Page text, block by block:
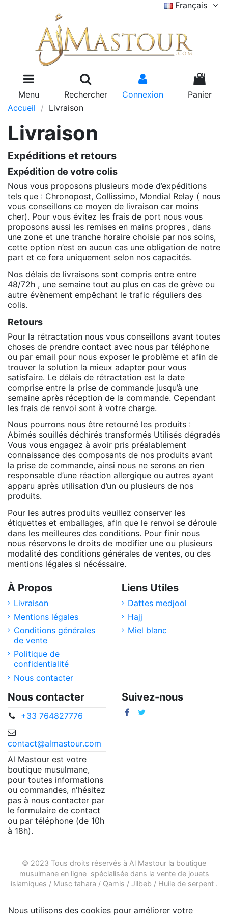
Français
Menu Rechercher Connexion
0
Panier
Accueil
Livraison
Livraison
Expéditions et retours
Expédition de votre colis
Nous vous proposons plusieurs mode d’expéditions
tels que : Chronopost, Collissimo, Mondial Relay ( nous
vous conseillons ce moyen de livraison car moins
cher). Pour vous évitez les frais de port nous vous
proposons aussi les remises en mains propres , dans
une zone et une tranche horaire choisie par nos soins,
cette option n’est en aucun cas une obligation de notre
part et ce fera uniquement selon nos capacités.
Nos délais de livraisons sont compris entre entre
48/72h , une semaine tout au plus en cas de grève ou
autre évènement empêchant le trafic réguliers des
colis.
Retours
Pour la rétractation nous vous conseillons avant toutes
choses de prendre contact avec nous par téléphone
ou par email pour nous exposer le problème et afin de
trouver la solution la mieux adapter pour vous
satisfaire. Le délais de rétractation est la date
comprise entre la prise de commande jusqu’à une
semaine après réception de la commande. Cependant
les frais de renvoi sont à votre charge.
Nous pourrons nous être retourné les produits :
Abimés souillés déchirés transformés Utilisés dégradés
Vous vous engagez à avoir pris préalablement
connaissance des composants de nos produits avant
la prise de commande, ainsi nous ne serons en rien
responsable d’une réaction allergique ou autres ayant
apparu après utilisation d’un ou plusieurs de nos
produits.
Pour les autres produits veuillez conserver les
étiquettes et emballages, afin que le renvoi se déroule
dans les meilleures des conditions. Pour finir nous
nous réservons le droits de modifier une ou plusieurs
modalité des conditions générales de ventes, ou des
mentions légales si nécéssaire.
À Propos
Livraison
Mentions légales
Conditions générales
de vente
Politique de
confidentialité
Nous contacter
Liens Utiles
Dattes medjool
Hajj
Miel blanc
Nous contacter
+33 764827776
contact@almastour.com
Al Mastour est votre
boutique musulmane,
pour toutes informations
ou commandes, n'hésitez
pas à nous contacter par
le formulaire de contact
ou par téléphone (de 10h
à 18h).
Suivez-nous
© 2023 Tous droits réservés à Al Mastour la boutique
musulmane en lignespécialisée dans la vente de jouets
islamiques / Musc tahara / Qamis / Jilbeb / Huile de serpent.
Nous utilisons des cookies pour améliorer votre